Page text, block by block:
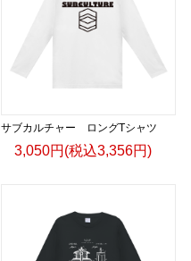
サブカルチャー ロングTシャツ
3,050円(税込3,356円)